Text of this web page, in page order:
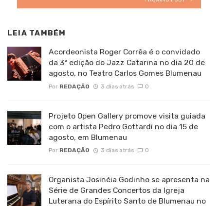
LEIA TAMBÉM
Acordeonista Roger Corrêa é o convidado
da 3ª edição do Jazz Catarina no dia 20 de
agosto, no Teatro Carlos Gomes Blumenau
Por REDAÇÃO 3 dias atrás 0
Projeto Open Gallery promove visita guiada
com o artista Pedro Gottardi no dia 15 de
agosto, em Blumenau
Por REDAÇÃO 3 dias atrás 0
Organista Josinéia Godinho se apresenta na
Série de Grandes Concertos da Igreja
Luterana do Espírito Santo de Blumenau no